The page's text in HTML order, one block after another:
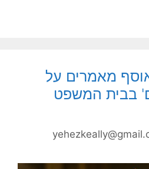
מאמרים על
בבית המשפט